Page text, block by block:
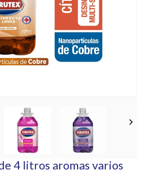

4 litros aromas varios